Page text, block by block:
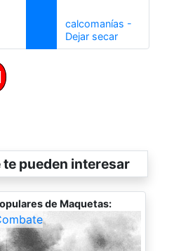
calcomanías -
Dejar secarSiguiente
pueden interesar
de Maquetas: